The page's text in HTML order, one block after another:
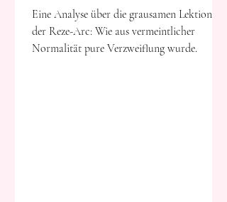
Eine Analyse über die grausamen Lektionen
der Reze-Arc: Wie aus vermeintlicher
Normalität pure Verzweiflung wurde.